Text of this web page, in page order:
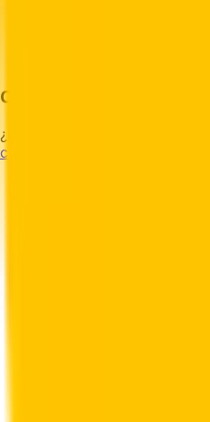
Contacto
¿Preguntas? Contáctenos a
contacto